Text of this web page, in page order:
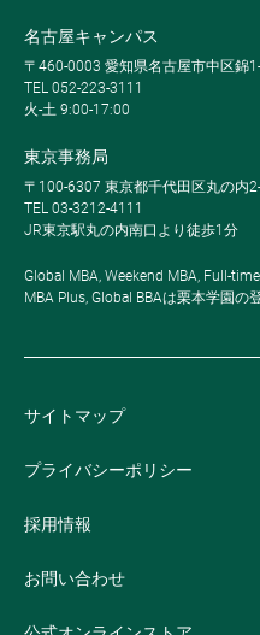
名古屋キャンパス
〒460-0003 愛知県名古屋市中区錦
TEL 052-223-3111
火-土 9:00-17:00
東京事務局
〒100-6307 東京都千代田区丸の内
TEL 03-3212-4111
JR東京駅丸の内南口より徒歩1分
Global MBA, Weekend MBA, Full-
MBA Plus, Global BBAは栗本学園の
サイトマップ
プライバシーポリシー
採用情報
お問い合わせ